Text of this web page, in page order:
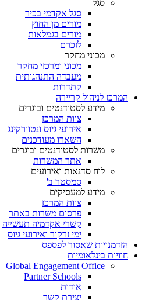
סגל
סגל אקדמי בכיר
מורים מן החוץ
מורים בגמלאות
לזכרם
מכוני מחקר
מכוני ומרכזי מחקר
מעבדה התנהגותית
קתדרות
המרכז לניהול קריירה
מידע לסטודנטים ובוגרים
צוות המרכז
אירועי גיוס ונטוורקינג
השארו מעודכנים
משרות לסטודנטים ובוגרים
אתר המשרות
לוח סדנאות ואירועים
סמסטר ב'
מידע למעסיקים
צוות המרכז
פרסום משרות באתר
קשרי אקדמיה תעשייה
ימי זרקור ואירועי גיוס
הזדמנויות שאסור לפספס
חוויות בינלאומיות
Global Engagement Office
Partner Schools
אודות
יצירת קשר